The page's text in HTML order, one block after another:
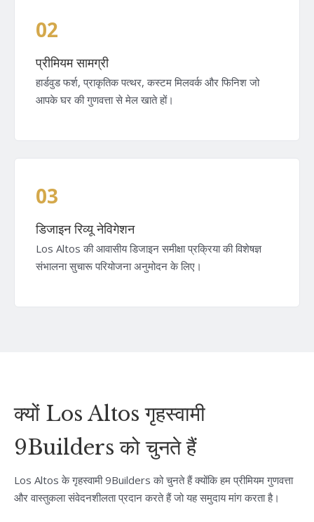
02
प्रीमियम सामग्री
हार्डवुड फर्श, प्राकृतिक पत्थर, कस्टम मिलवर्क और फिनिश जो
आपके घर की गुणवत्ता से मेल खाते हों।
03
डिजाइन रिव्यू नेविगेशन
Los Altos की आवासीय डिजाइन समीक्षा प्रक्रिया की विशेषज्ञ
संभालना सुचारू परियोजना अनुमोदन के लिए।
क्यों Los Altos गृहस्वामी
9Builders को चुनते हैं
Los Altos के गृहस्वामी 9Builders को चुनते हैं क्योंकि हम प्रीमियम गुणवत्ता
और वास्तुकला संवेदनशीलता प्रदान करते हैं जो यह समुदाय मांग करता है।